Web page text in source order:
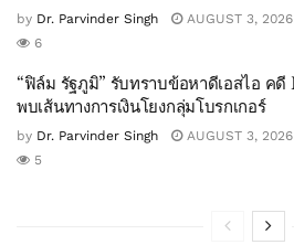
by Dr. Parvinder Singh AUGUST 3, 2026
6
“ฟิล์ม รัฐภูมิ” รับทราบข้อหาดีเอสไอ คดี
พบเส้นทางการเงินโยงกลุ่มโบรกเกอร์
by Dr. Parvinder Singh AUGUST 3, 2026
5